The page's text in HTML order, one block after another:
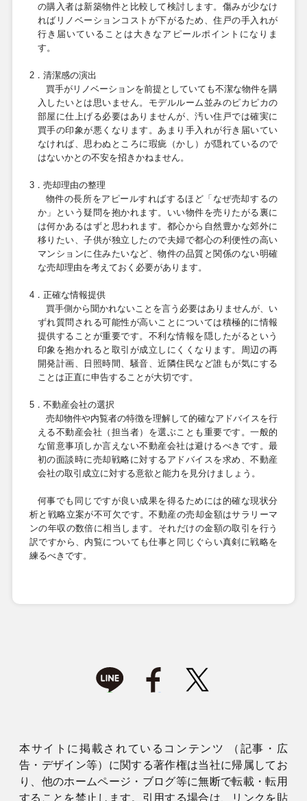
の購入者は新築物件と比較して検討します。傷みが少なけ
ればリノベーションコストが下がるため、住戸の手入れが
行き届いていることは大きなアピールポイントになりま
す。
2．清潔感の演出
買手がリノベーションを前提としていても不潔な物件を購
入したいとは思いません。モデルルーム並みのピカピカの
部屋に仕上げる必要はありませんが、汚い住戸では確実に
買手の印象が悪くなります。あまり手入れが行き届いてい
なければ、思わぬところに瑕疵（かし）が隠れているので
はないかとの不安を招きかねません。
3．売却理由の整理
物件の長所をアピールすればするほど「なぜ売却するの
か」という疑問を抱かれます。いい物件を売りたがる裏に
は何かあるはずと思われます。都心から自然豊かな郊外に
移りたい、子供が独立したので夫婦で都心の利便性の高い
マンションに住みたいなど、物件の品質と関係のない明確
な売却理由を考えておく必要があります。
4．正確な情報提供
買手側から聞かれないことを言う必要はありませんが、い
ずれ質問される可能性が高いことについては積極的に情報
提供することが重要です。不利な情報を隠したがるという
印象を抱かれると取引が成立しにくくなります。周辺の再
開発計画、日照時間、騒音、近隣住民など誰もが気にする
ことは正直に申告することが大切です。
5．不動産会社の選択
売却物件や内覧者の特徴を理解して的確なアドバイスを行
える不動産会社（担当者）を選ぶことも重要です。一般的
な留意事項しか言えない不動産会社は避けるべきです。最
初の面談時に売却戦略に対するアドバイスを求め、不動産
会社の取引成立に対する意欲と能力を見分けましょう。
何事でも同じですが良い成果を得るためには的確な現状分
析と戦略立案が不可欠です。不動産の売却金額はサラリーマ
ンの年収の数倍に相当します。それだけの金額の取引を行う
訳ですから、内覧についても仕事と同じぐらい真剣に戦略を
練るべきです。
本サイトに掲載されているコンテンツ （記事・広
告・デザイン等）に関する著作権は当社に帰属してお
り、他のホームページ・ブログ等に無断で転載・転用
することを禁止します。引用する場合は、リンクを貼